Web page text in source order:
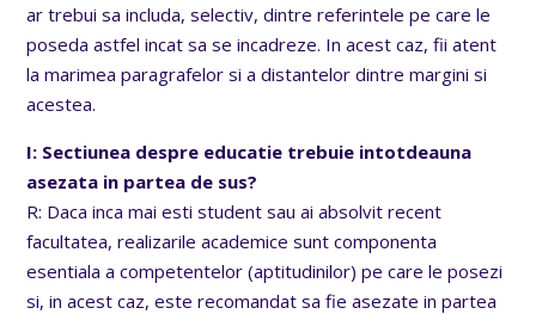
ar trebui sa includa, selectiv, dintre referintele pe care le
poseda astfel incat sa se incadreze. In acest caz, fii atent
la marimea paragrafelor si a distantelor dintre margini si
acestea.
I: Sectiunea despre educatie trebuie intotdeauna
asezata in partea de sus?
R: Daca inca mai esti student sau ai absolvit recent
facultatea, realizarile academice sunt componenta
esentiala a competentelor (aptitudinilor) pe care le posezi
si, in acest caz, este recomandat sa fie asezate in partea